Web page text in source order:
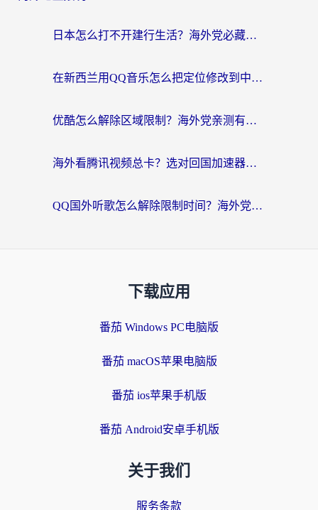
日本怎么打不开建行生活？海外党必藏的回国加速指南（含丹麦国外影音问题破解）
在新西兰用QQ音乐怎么把定位修改到中国国内？海外党听歌追剧的实用指南
优酷怎么解除区域限制？海外党亲测有效的回国加速器选择指南
海外看腾讯视频总卡？选对回国加速器，还能解决英国1号店定位+欧洲杯CCTV5直播问题
QQ国外听歌怎么解除限制时间？海外党亲测有效的回国加速方案
下载应用
番茄 Windows PC电脑版
番茄 macOS苹果电脑版
番茄 ios苹果手机版
番茄 Android安卓手机版
关于我们
服务条款